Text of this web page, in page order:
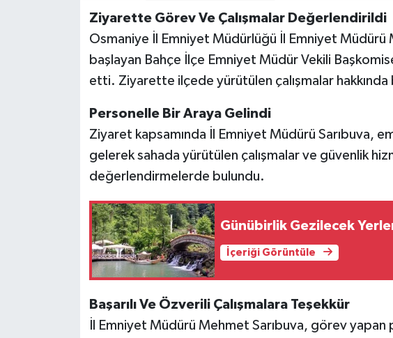
Ziyarette Görev Ve Çalışmalar Değerlendirildi
Osmaniye İl Emniyet Müdürlüğü İl Emniyet Müdürü
başlayan Bahçe İlçe Emniyet Müdür Vekili
etti. Ziyarette ilçede yürütülen çalışmalar hakkında
Personelle Bir Araya Gelindi
Ziyaret kapsamında İl Emniyet Müdürü Sarıbuva,
gelerek sahada yürütülen çalışmalar ve güvenlik
değerlendirmelerde bulundu.
Günübirlik Gezilecek
İçeriği Görüntüle
Başarılı Ve Özverili Çalışmalara Teşekkür
İl Emniyet Müdürü Mehmet Sarıbuva, görev